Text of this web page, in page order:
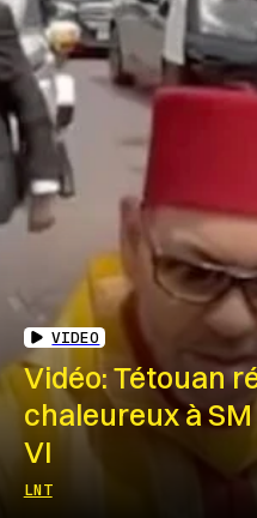
VIDEO
Vidéo: Tétouan
chaleureux à
VI
LNT